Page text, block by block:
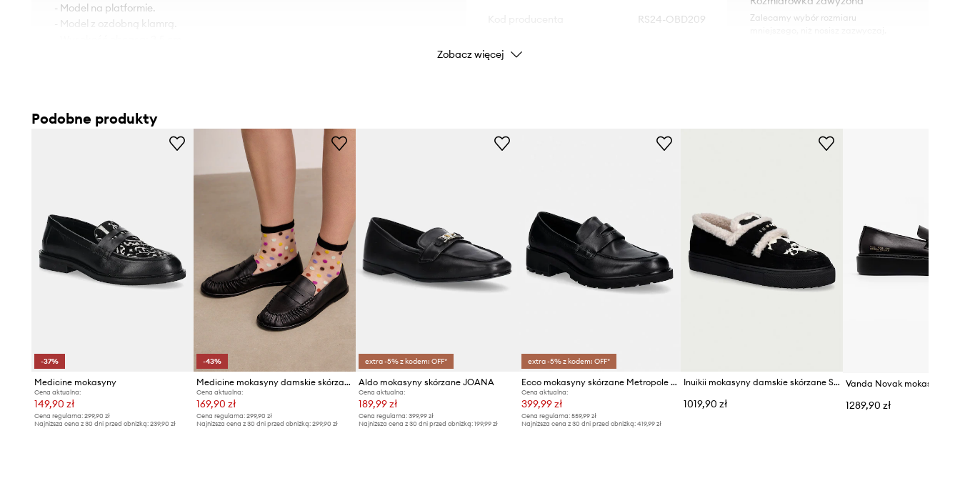
- Model na platformie.
- Model z ozdobną klamrą.
RS24-OBD209
Kolor
Producent
Zalecamy wybór rozmiaru
Zobacz więcej
Podobne produkty
-37%
Medicine mokasyny
Cena aktualna:
149,90 zł
Cena regularna: 299,90 zł
Najniższa cena z 30 dni przed obniżką: 239,90 zł
-43%
Medicine mokasyny damskie skórzane
Cena aktualna:
169,90 zł
Cena regularna:299,90 zł
Najniższa cena z 30 dni przed obniżką:299,90 zł
extra -5% z kodem: OFF*
Aldo mokasyny skórzane JOANA
Cena aktualna:
189,99 zł
Cena regularna: 399,99 zł
Najniższa cena z 30 dni przed obniżką: 199,99 zł
extra -5% z kodem: OFF*
Ecco mokasyny skórzane Metropole Vienna
Cena aktualna:
399,99 zł
Cena regularna: 559,99 zł
Najniższa cena z 30 dni przed obniżką: 419,99 zł
Inuikii mokasyny damskie skórzane Shearling Print
1019,90 zł 1289,90 zł